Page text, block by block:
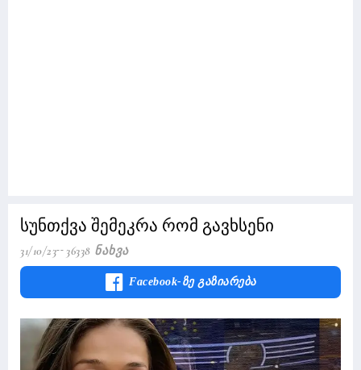
სუნთქვა შემეკრა რომ გავხსენი
31/10/23 36338 Ნახვა
Facebook-Ზე Გაზიარება